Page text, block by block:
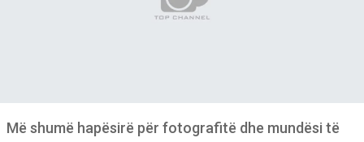
Më shumë hapësirë për fotografitë dhe mundësi të